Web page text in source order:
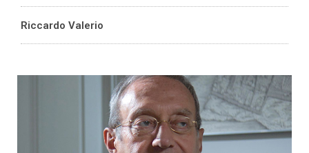
Riccardo Valerio